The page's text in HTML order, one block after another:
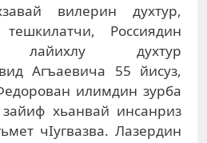
вилерин духтур,
Россиядин
лайихлу духтур
Агъаевича 55 йисуз,
илимдин зурба
хьанвай инсанриз
чIугвазва. Лазердин